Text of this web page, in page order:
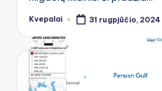
Posted
Kvepalai 31 rugpjūčio, 2024